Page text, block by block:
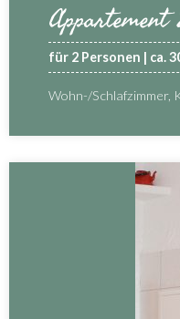
Appartement
für 2 Personen | ca.
Wohn-/Schlafzimmer,